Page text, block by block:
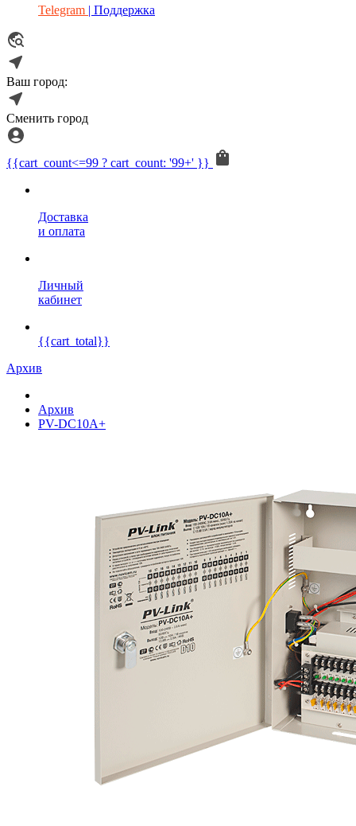
Telegram | Поддержка
Ваш город:
Сменить город
{{cart_count<=99 ? cart_count: '99+' }}
Доставка
и оплата
Личный
кабинет
{{cart_total}}
Архив
Архив
PV-DC10A+